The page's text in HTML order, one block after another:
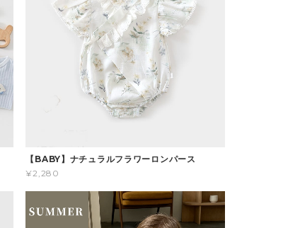
【BABY】ナチュラルフラワーロンパース
¥2,280